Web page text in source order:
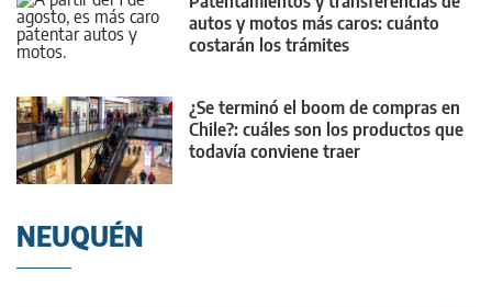
autos y motos más caros: cuánto
costarán los trámites
¿Se terminó el boom de compras en
Chile?: cuáles son los productos que
todavía conviene traer
NEUQUÉN